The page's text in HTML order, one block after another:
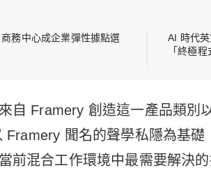
務中心成企業彈性據點選
AI 時代
「終極程
自 Framery 創造這一產品類
Framery 聞名的聲學私隱為基礎
前混合工作環境中最需要解決的